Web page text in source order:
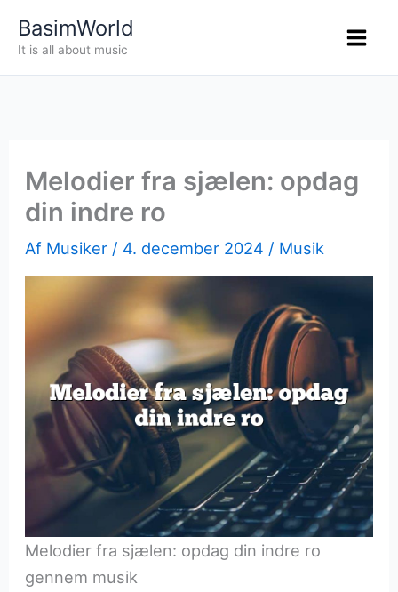
BasimWorld
It is all about music
Melodier fra sjælen: opdag
din indre ro
Af Musiker / 4. december 2024 / Musik
Melodier fra sjælen: opdag din indre ro
gennem musik